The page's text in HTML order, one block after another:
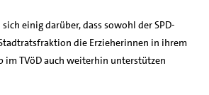
einig darüber, dass sowohl der SPD-
die Erzieherinnen in ihrem
im TVöD auch weiterhin unterstützen